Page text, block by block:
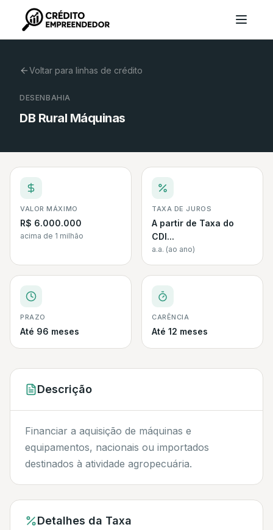
Voltar para linhas de crédito
DESENBAHIA
DB Rural Máquinas
VALOR MÁXIMO
R$ 6.000.000
acima de 1 milhão
TAXA DE JUROS
A partir de Taxa do
CDI...
a.a. (ao ano)
PRAZO
Até 96 meses
CARÊNCIA
Até 12 meses
Descrição
Financiar a aquisição de máquinas e
equipamentos, nacionais ou importados
destinados à atividade agropecuária.
Detalhes da Taxa